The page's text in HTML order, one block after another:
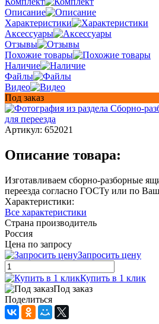
Описание
Характеристики
Аксессуары
Отзывы
Похожие товары
Наличие
Файлы
Видео
Под заказ
Артикул: 652021
Описание товара:
Изготавливаем сборно-разборные
переезда согласно ГОСТу или по
Характеристики:
Все характеристики
Страна производитель
Россия
Цена по запросу
Запросить цену
Купить в 1 клик
Под заказ
Поделиться